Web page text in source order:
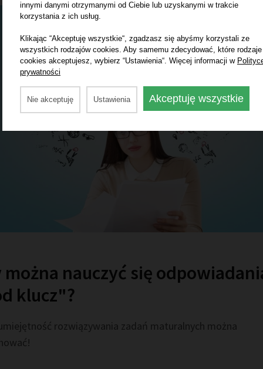
można nauczyć się
klucz"?
rozwiązywania zadań maturalnych można
innymi danymi otrzymanymi od Ciebie lub uzyskanymi w trakcie
korzystania z ich usług.
Klikając “Akceptuję wszystkie“, zgadzasz się abyśmy korzystali ze
wszystkich rodzajów cookies. Aby samemu zdecydować, które rodzaje
cookies akceptujesz, wybierz “Ustawienia“. Więcej informacji w
prywatności
Nie akceptuję Ustawienia Akceptuję wszystkie